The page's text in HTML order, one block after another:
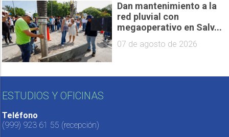
Dan mantenimiento a la
red pluvial con
megaoperativo en Salv...
07 de agosto de 2026
ESTUDIOS Y OFICINAS
Teléfono
(999) 923 61 55 (recepción)